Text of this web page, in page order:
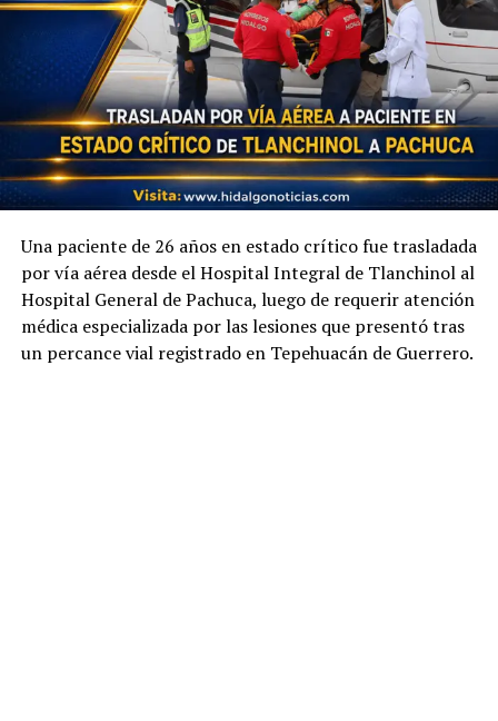
Una paciente de 26 años en estado crítico fue trasladada
por vía aérea desde el Hospital Integral de Tlanchinol al
Hospital General de Pachuca, luego de requerir atención
médica especializada por las lesiones que presentó tras
un percance vial registrado en Tepehuacán de Guerrero.